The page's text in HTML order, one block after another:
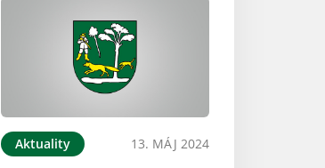
Aktuality 13. MÁJ 2024